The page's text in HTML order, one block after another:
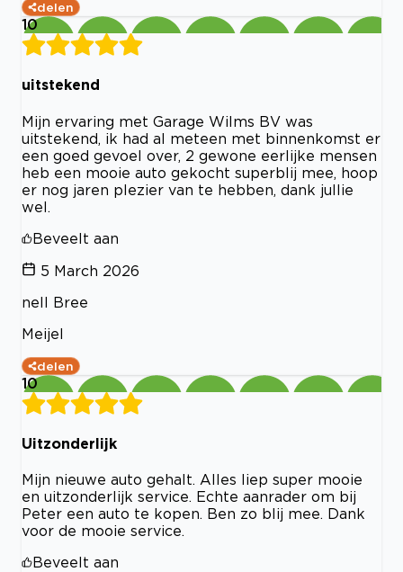
delen
10
uitstekend
Mijn ervaring met Garage Wilms BV was
uitstekend, ik had al meteen met binnenkomst er
een goed gevoel over, 2 gewone eerlijke mensen
heb een mooie auto gekocht superblij mee, hoop
er nog jaren plezier van te hebben, dank jullie
wel.
Beveelt aan
5 March 2026
nell Bree
Meijel
delen
10
Uitzonderlijk
Mijn nieuwe auto gehalt. Alles liep super mooie
en uitzonderlijk service. Echte aanrader om bij
Peter een auto te kopen. Ben zo blij mee. Dank
voor de mooie service.
Beveelt aan